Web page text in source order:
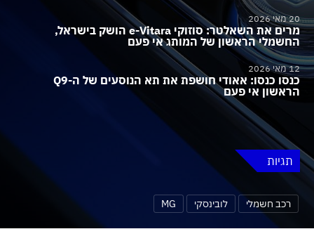
20 מאי 2026
מרים את השאלטר: סוזוקי e-Vitara הושק בישראל,
החשמלי הראשון של המותג אי פעם
12 מאי 2026
כנסו כנסו: אאודי חושפת את תא הנוסעים של ה-Q9
הראשון אי פעם
תגיות
רכב חשמלי לובינסקי MG